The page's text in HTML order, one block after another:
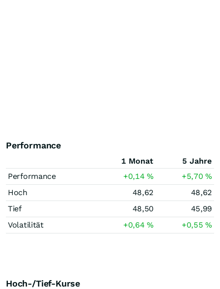
Performance
1 Monat
5 Jahre
Performance
+0,14% +5,70%
Hoch
48,62
48,62
Tief
48,50
45,99
Volatilität
+0,64% +0,55%
Hoch-/Tief-Kurse